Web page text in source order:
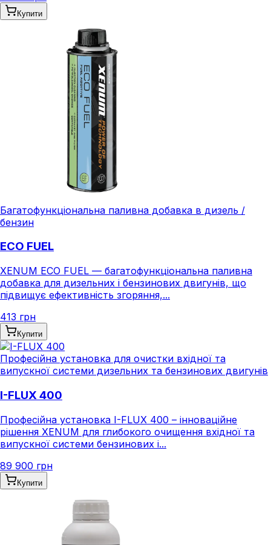
Купити
Багатофункціональна паливна добавка в дизель /
бензин
ECO FUEL
XENUM ECO FUEL — багатофункціональна паливна
добавка для дизельних і бензинових двигунів, що
підвищує ефективність згоряння,...
413 грн
Купити
Професійна установка для очистки вхідної та
випускної системи дизельних та бензинових двигунів
I-FLUX 400
Професійна установка I-FLUX 400 – інноваційне
рішення XENUM для глибокого очищення вхідної та
випускної системи бензинових і...
89 900 грн
Купити